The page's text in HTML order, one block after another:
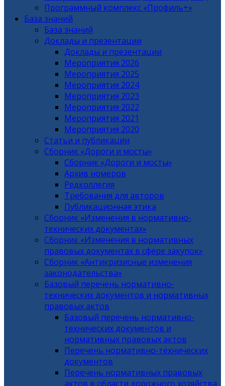
Программный комплекс «Профиль+»
База знаний
База знаний
Доклады и презентации
Доклады и презентации
Мероприятия 2026
Мероприятия 2025
Мероприятия 2024
Мероприятия 2023
Мероприятия 2022
Мероприятия 2021
Мероприятия 2020
Статьи и публикации
Сборник «Дороги и мосты»
Сборник «Дороги и мосты»
Архив номеров
Редколлегия
Требования для авторов
Публикационная этика
Сборник «Изменения в нормативно-
технических документах»
Сборник «Изменения в нормативных
правовых документах в сфере закупок»
Сборник «Антикризисные изменения
законодательства»
Базовый перечень нормативно-
технических документов и нормативных
правовых актов
Базовый перечень нормативно-
технических документов и
нормативных правовых актов
Перечень нормативно-технических
документов
Перечень нормативных правовых
актов в области дорожного хозяйства